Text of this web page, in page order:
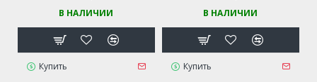
В НАЛИЧИИ
Купить
В НАЛИЧИИ
Купить